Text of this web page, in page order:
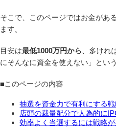
そこで、このページではお金があ
ます。
目安は最低1000万円から 、多け
にそんなに資金を使えない」とい
■このページの内容
抽選を資金力で有利にする
店頭の裁量配分で人為的に
効率よく当選するには戦略